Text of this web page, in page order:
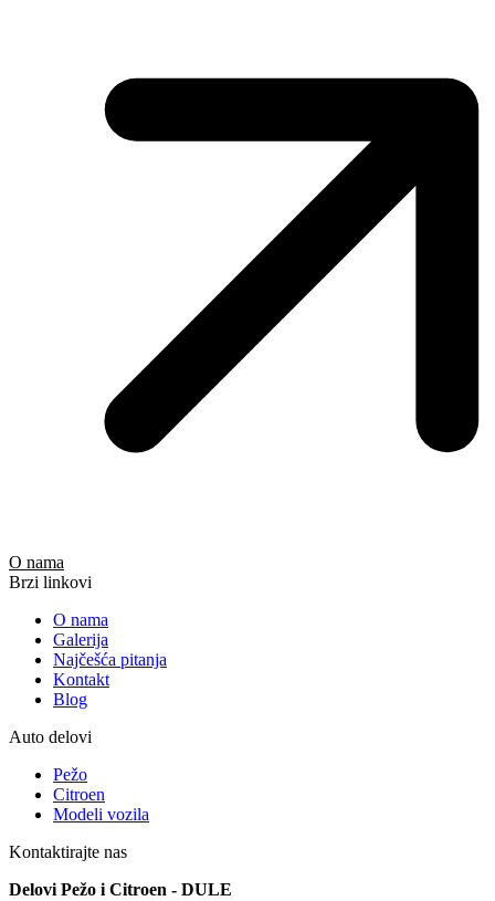
O nama
Brzi linkovi
O nama
Galerija
Najčešća pitanja
Kontakt
Blog
Auto delovi
Pežo
Citroen
Modeli vozila
Kontaktirajte nas
Delovi Pežo i Citroen - DULE